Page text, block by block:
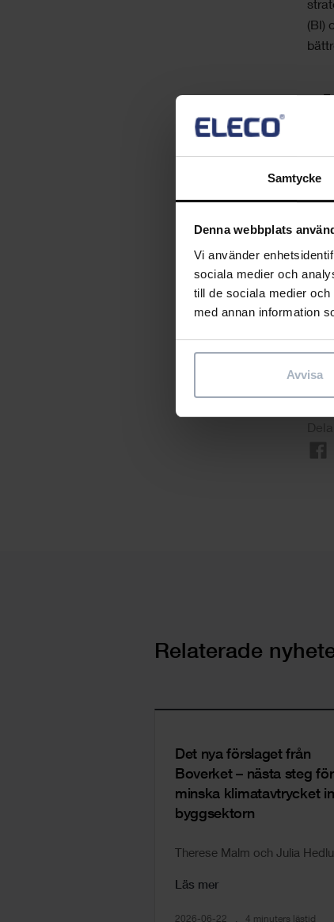
Samtycke
Denna webbplats
Vi använder
sociala medier och
till de sociala medier
med annan information
Avvisa
(BI)
–
I
Läs
Relaterade
Det nya förslaget från
Boverket – nästa steg
minska klimatavtrycket
byggsektorn
Therese Malm och Julia
Läs mer
2026-06-22 4 minuters lästid